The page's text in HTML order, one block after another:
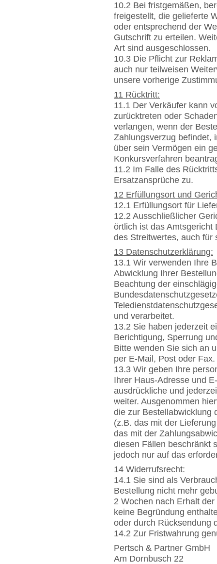
10.2 Bei fristgemäßen,
freigestellt, die gelieferte
oder entsprechend der
Gutschrift zu erteilen.
Art sind ausgeschlossen.
10.3 Die Pflicht zur
auch nur teilweisen
unsere vorherige
11 Rücktritt:
11.1 Der Verkäufer kann
zurücktreten oder
verlangen, wenn der
Zahlungsverzug befindet,
über sein Vermögen ein
Konkursverfahren
11.2 Im Falle des
Ersatzansprüche zu.
12 Erfüllungsort und
12.1 Erfüllungsort für
12.2 Ausschließlicher
örtlich ist das Amtsgericht
des Streitwertes, auch für
13 Datenschutzerklärung:
13.1 Wir verwenden Ihre
Abwicklung Ihrer
Beachtung der
und verarbeitet.
13.2 Sie haben jederzeit
Berichtigung, Sperrung
Bitte wenden Sie sich an
per E-Mail, Post oder Fax.
13.3 Wir geben Ihre
Ihrer Haus-Adresse und
ausdrückliche und
weiter. Ausgenommen
die zur Bestellabwicklung
(z.B. das mit der
das mit der
diesen Fällen beschränkt
jedoch nur auf das
14 Widerrufsrecht:
14.1 Sie sind als
Bestellung nicht mehr
2 Wochen nach Erhalt
keine Begründung
oder durch Rücksendung
14.2 Zur Fristwahrung
Pertsch & Partner GmbH
Am Dornbusch 22